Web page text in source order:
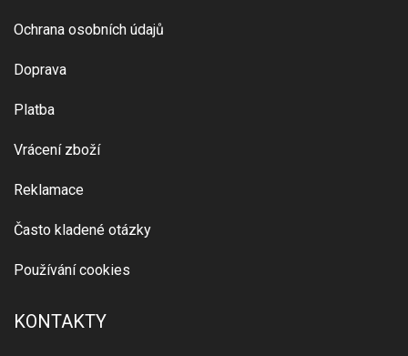
Ochrana osobních údajů
Doprava
Platba
Vrácení zboží
Reklamace
Často kladené otázky
Používání cookies
KONTAKTY